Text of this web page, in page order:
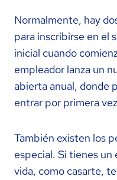
Normalmente, hay
para inscribirse en el
inicial cuando
empleador lanza un
abierta anual, donde
entrar por primera
También existen los
especial. Si tienes
vida, como casarte,